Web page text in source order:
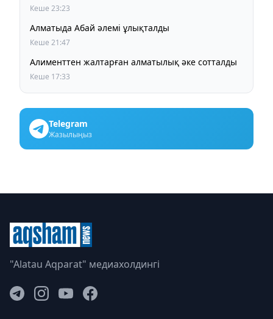
Кеше 23:23
Алматыда Абай әлемі ұлықталды
Кеше 21:47
Алименттен жалтарған алматылық әке сотталды
Кеше 17:33
Telegram
Жазылыңыз
"Alatau Aqparat" медиахолдингі